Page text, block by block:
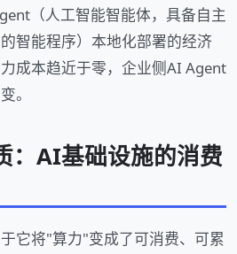
（人工智能智能体，具备自主
智能程序）本地化部署的经济
成本趋近于零，企业侧AI Agent
。
：AI基础设施的消费
它将"算力"变成了可消费、可累